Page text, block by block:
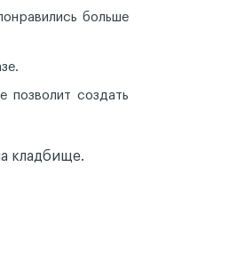
больше
позволит создать
кладбище.